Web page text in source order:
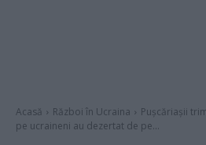
Acasă Război în Ucraina
Pușcăriașii
pe ucraineni au dezertat de pe...